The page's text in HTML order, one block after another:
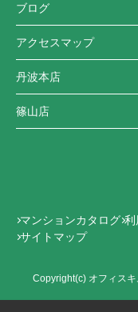
ブログ
アクセスマップ
丹波本店
篠山店
マンションカタログ 利
サイトマップ
Copyright(c) オフィス